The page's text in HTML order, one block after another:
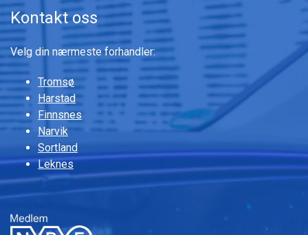
Kontakt oss
Velg din nærmeste forhandler:
Tromsø
Harstad
Finnsnes
Narvik
Sortland
Leknes